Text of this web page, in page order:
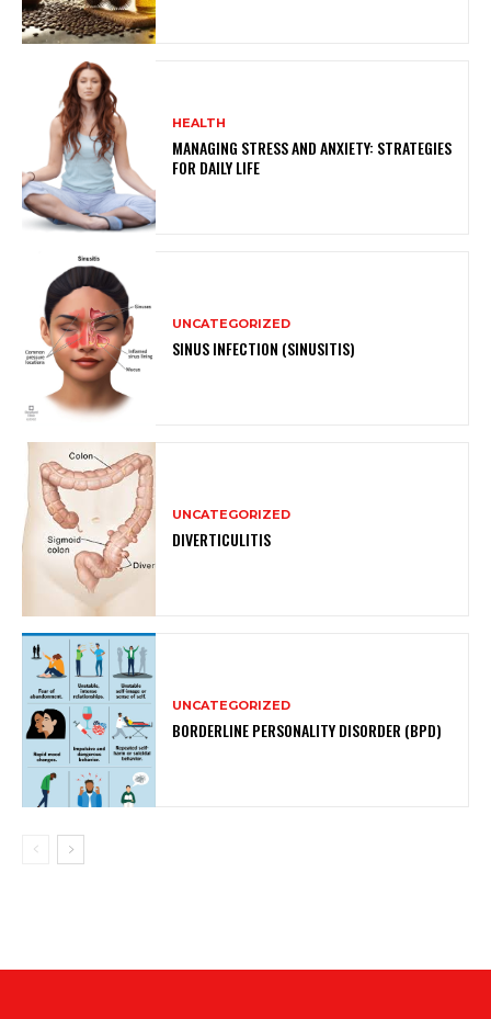
HEALTH
MANAGING STRESS AND ANXIETY: STRATEGIES
FOR DAILY LIFE
UNCATEGORIZED
SINUS INFECTION (SINUSITIS)
UNCATEGORIZED
DIVERTICULITIS
UNCATEGORIZED
BORDERLINE PERSONALITY DISORDER (BPD)